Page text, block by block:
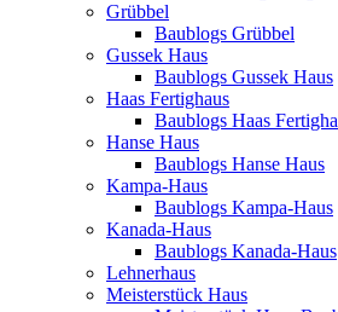
Grübbel
Baublogs Grübbel
Gussek Haus
Baublogs Gussek Haus
Haas Fertighaus
Baublogs Haas
Hanse Haus
Baublogs Hanse Haus
Kampa-Haus
Baublogs Kampa-Haus
Kanada-Haus
Baublogs Kanada-Haus
Lehnerhaus
Meisterstück Haus